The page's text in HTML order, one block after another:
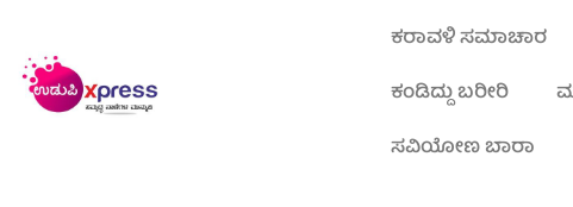
ಕರಾವಳಿ ಸಮಾಚಾರ
ಕಂಡಿದ್ದು ಬರೀರಿ
ಸವಿಯೋಣ ಬಾರಾ